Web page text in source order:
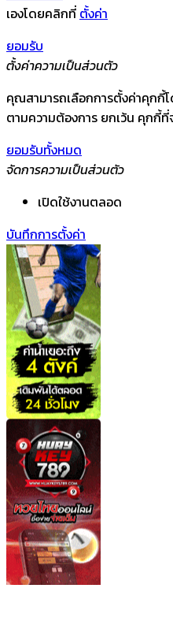
เองโดยคลิกที่ ตั้งค่า
ยอมรับ
ตั้งค่าความเป็นส่วนตัว
คุณสามารถเลือกการตั้งค่าคุกกี้
ตามความต้องการ ยกเว้น คุกกี้ที่
ยอมรับทั้งหมด
จัดการความเป็นส่วนตัว
เปิดใช้งานตลอด
บันทึกการตั้งค่า